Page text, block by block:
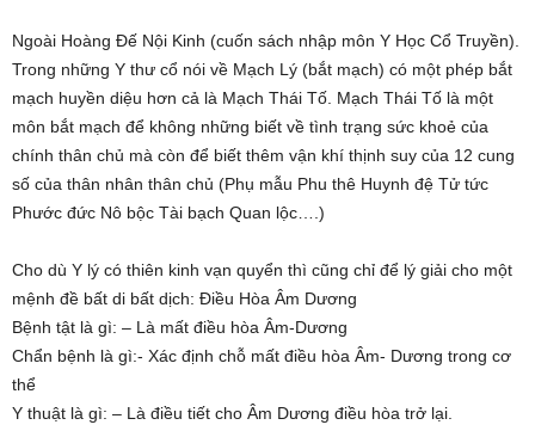
Ngoài Hoàng Đế Nội Kinh (cuốn sách nhập môn Y Học Cổ Truyền).
Trong những Y thư cổ nói về Mạch Lý (bắt mạch) có một phép bắt
mạch huyền diệu hơn cả là Mạch Thái Tố. Mạch Thái Tố là một
môn bắt mạch để không những biết về tình trạng sức khoẻ của
chính thân chủ mà còn để biết thêm vận khí thịnh suy của 12 cung
số của thân nhân thân chủ (Phụ mẫu Phu thê Huynh đệ Tử tức
Phước đức Nô bộc Tài bạch Quan lộc….)
Cho dù Y lý có thiên kinh vạn quyển thì cũng chỉ để lý giải cho một
mệnh đề bất di bất dịch: Điều Hòa Âm Dương
Bệnh tật là gì: – Là mất điều hòa Âm-Dương
Chẩn bệnh là gì:- Xác định chỗ mất điều hòa Âm- Dương trong cơ
thể
Y thuật là gì: – Là điều tiết cho Âm Dương điều hòa trở lại.